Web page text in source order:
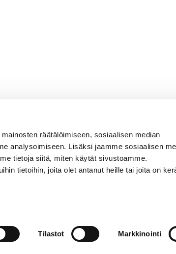
räätälöimiseen, sosiaalisen median
analysoimiseen. Lisäksi jaamme sosiaalisen
tietoja siitä, miten käytät sivustoamme.
tietoihin, joita olet antanut heille tai joita on
Tilastot Markkinointi
OY